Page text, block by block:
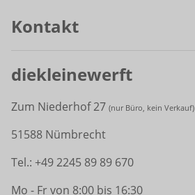
Kontakt
diekleinewerft
Zum Niederhof 27 (nur Büro, kein Verkauf)
51588 Nümbrecht
Tel.: +49 2245 89 89 670
Mo - Fr von 8:00 bis 16:30